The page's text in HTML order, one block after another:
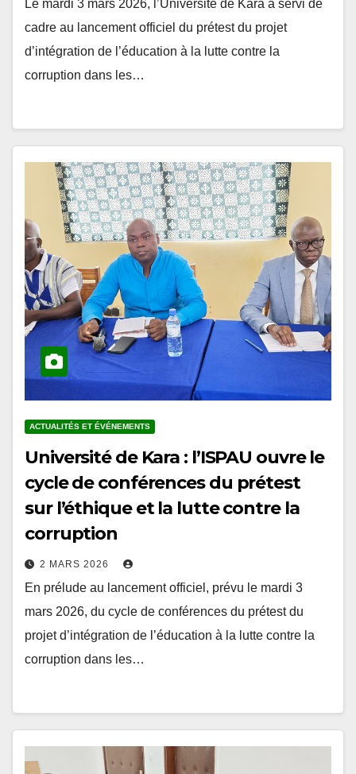
cadre au lancement officiel du prétest du projet
d’intégration de l’éducation à la lutte contre la
corruption dans les…
Université de Kara : l’ISPAU ouvre le
cycle de conférences du prétest
sur l’éthique et la lutte contre la
corruption
2 MARS 2026
En prélude au lancement officiel, prévu le mardi 3
mars 2026, du cycle de conférences du prétest du
projet d’intégration de l’éducation à la lutte contre la
corruption dans les…